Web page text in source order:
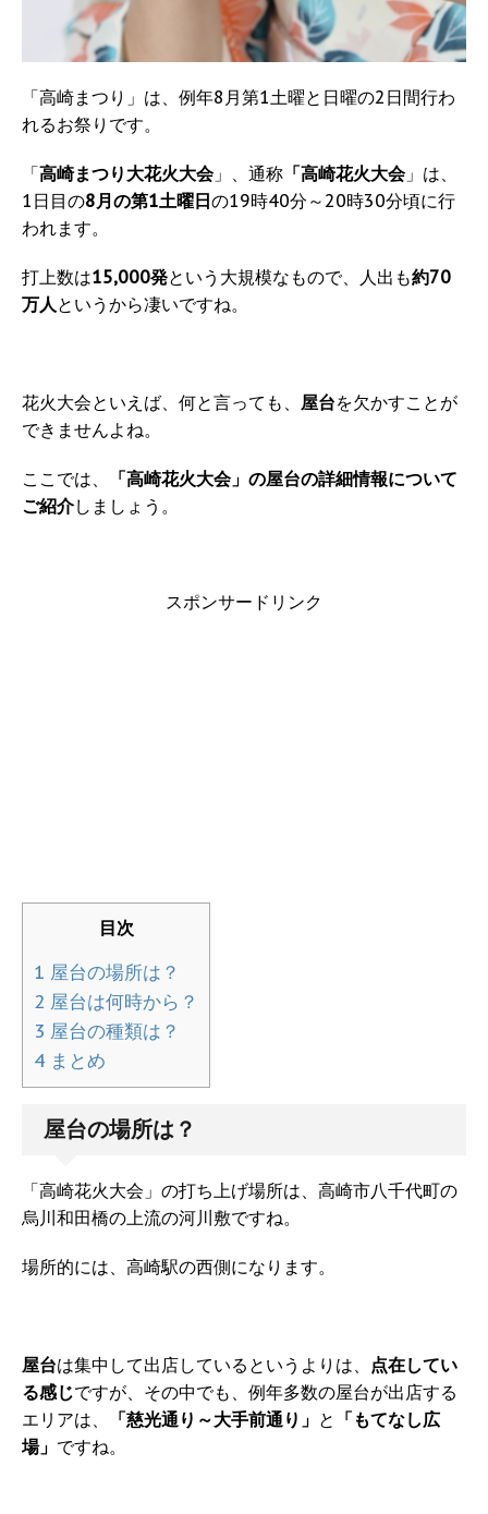
「高崎まつり」は、例年8月第1土曜と日曜の2日間行わ
れるお祭りです。
「高崎まつり大花火大会」、通称 「高崎花火大会」は、
1日目の8月の第1土曜日の19時40分～20時30分頃に行
われます。
打上数は15,000発という大規模なもので、人出も約70
万人 というから凄いですね。
花火大会といえば、何と言っても、 屋台を欠かすことが
できませんよね。
ここでは、
「高崎花火大会」の屋台の詳細情報について
ご紹介しましょう。
スポンサードリンク
目次
1 屋台の場所は？
2 屋台は何時から？
3 屋台の種類は？
4 まとめ
屋台の場所は？
「高崎花火大会」の打ち上げ場所は、高崎市八千代町の
烏川和田橋の上流の河川敷ですね。
場所的には、高崎駅の西側になります。
屋台は集中して出店しているというよりは、 点在してい
る感じですが、その中でも、例年多数の屋台が出店する
エリアは、
「慈光通り～大手前通り」 と 「もてなし広
場」 ですね。